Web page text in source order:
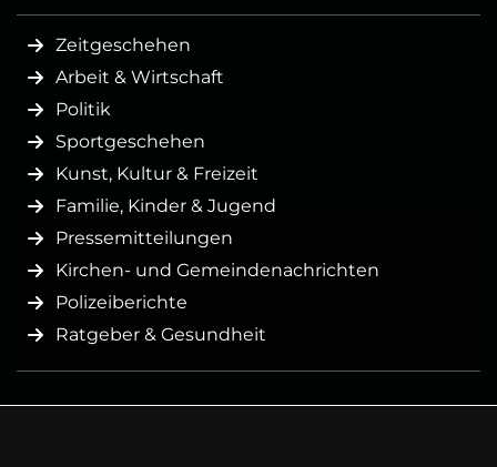
Zeitgeschehen
Arbeit & Wirtschaft
Politik
Sportgeschehen
Kunst, Kultur & Freizeit
Familie, Kinder & Jugend
Pressemitteilungen
Kirchen- und Gemeindenachrichten
Polizeiberichte
Ratgeber & Gesundheit